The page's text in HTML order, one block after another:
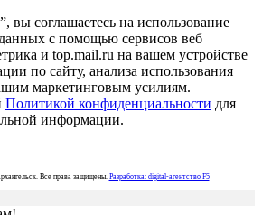
соглашаетесь на использование
с помощью сервисов веб
и top.mail.ru на вашем устройстве
по сайту, анализа использования
маркетинговым усилиям.
Политикой конфиденциальности для
информации.
Все права защищены. Разработка: digital-агентство F5